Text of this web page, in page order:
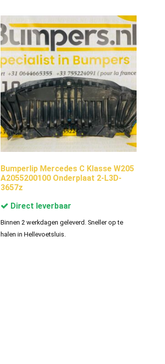
Bumperlip Mercedes C Klasse W205
A2055200100 Onderplaat 2-L3D-
3657z
Direct leverbaar
Binnen 2 werkdagen geleverd. Sneller op te
halen in Hellevoetsluis.